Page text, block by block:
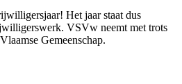
Het jaar staat dus
VSVw neemt met trots
Gemeenschap.